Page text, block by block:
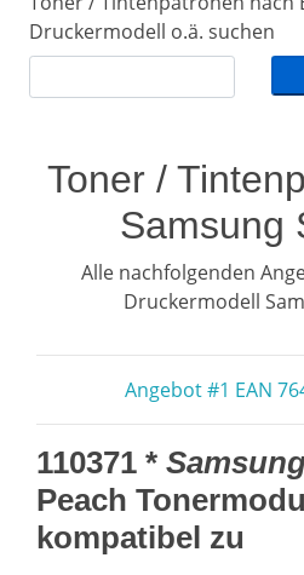
Druckermodell o.ä. suchen
Toner /
Samsung
Alle nachfolgenden
Druckermodell
Angebot #1 EAN
110371 *
Peach
kompatibel zu